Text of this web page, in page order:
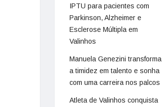
IPTU para pacientes com
Parkinson, Alzheimer e
Esclerose Múltipla em
Valinhos
Manuela Genezini transforma
a timidez em talento e sonha
com uma carreira nos palcos
Atleta de Valinhos conquista